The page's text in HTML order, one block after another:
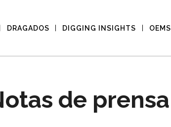
DRAGADOS DIGGING INSIGHTS OEMS
de prensa